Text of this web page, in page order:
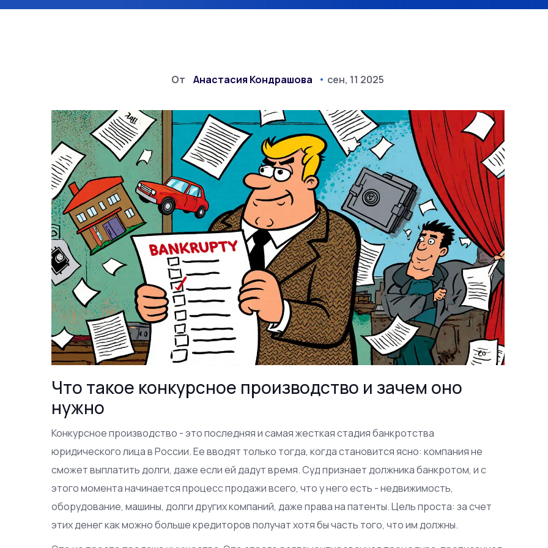
От Анастасия Кондрашова сен, 11 2025
Что такое конкурсное производство и зачем оно
нужно
Конкурсное производство - это последняя и самая жесткая стадия банкротства
юридического лица в России. Ее вводят только тогда, когда становится ясно: компания не
сможет выплатить долги, даже если ей дадут время. Суд признает должника банкротом, и с
этого момента начинается процесс продажи всего, что у него есть - недвижимость,
оборудование, машины, долги других компаний, даже права на патенты. Цель проста: за счет
этих денег как можно больше кредиторов получат хотя бы часть того, что им должны.